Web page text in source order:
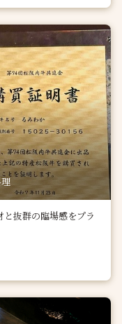
抜群の臨場感をプラ